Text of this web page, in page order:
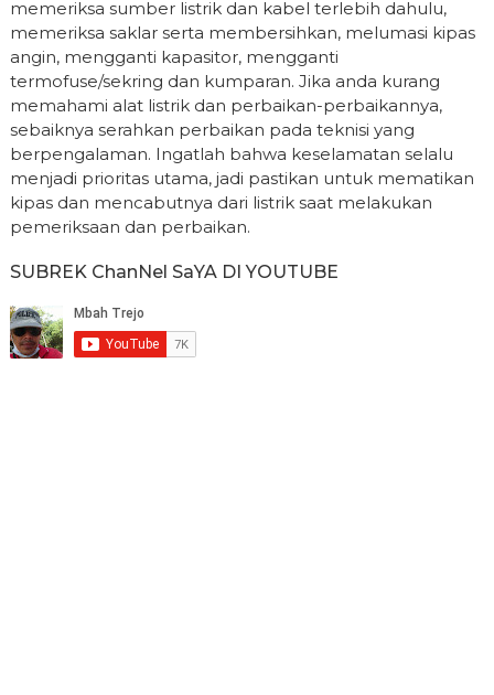
memeriksa sumber listrik dan kabel terlebih dahulu,
memeriksa saklar serta membersihkan, melumasi kipas
angin, mengganti kapasitor, mengganti
termofuse/sekring dan kumparan. Jika anda kurang
memahami alat listrik dan perbaikan-perbaikannya,
sebaiknya serahkan perbaikan pada teknisi yang
berpengalaman. Ingatlah bahwa keselamatan selalu
menjadi prioritas utama, jadi pastikan untuk mematikan
kipas dan mencabutnya dari listrik saat melakukan
pemeriksaan dan perbaikan.
SUBREK ChanNel SaYA DI YOUTUBE